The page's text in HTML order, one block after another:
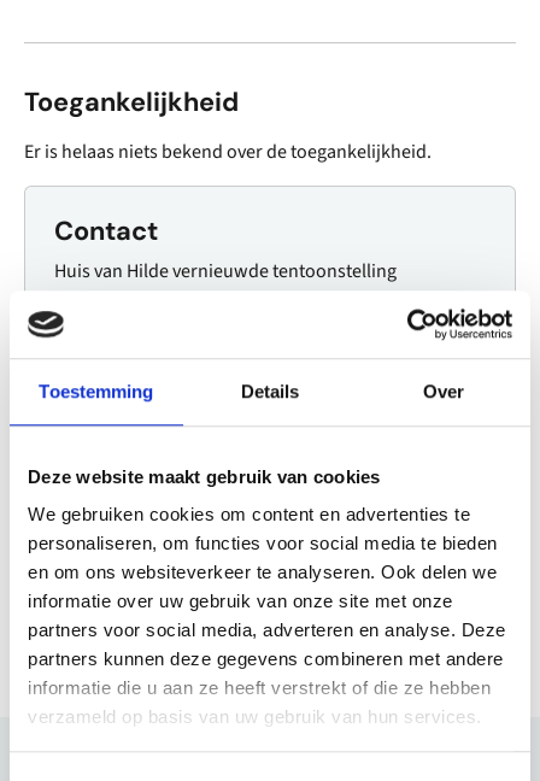
Toestemming Details Over
Deze website maakt gebruik van cookies
We gebruiken cookies om content en advertenties te
personaliseren, om functies voor social media te bieden
en om ons websiteverkeer te analyseren. Ook delen we
informatie over uw gebruik van onze site met onze
partners voor social media, adverteren en analyse. Deze
partners kunnen deze gegevens combineren met andere
informatie die u aan ze heeft verstrekt of die ze hebben
verzameld op basis van uw gebruik van hun services.
Toegankelijkheid
Er is helaas niets bekend over de toegankelijkheid.
Contact
Huis van Hilde vernieuwde tentoonstelling
1901 NA Castricum
023 514 3247
Plan jouw route
Website
Bezoek website